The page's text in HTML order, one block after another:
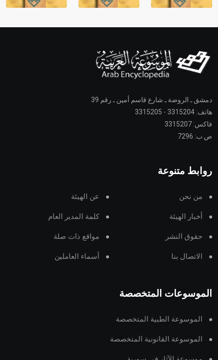
دمشق ـ الروضة ـ شارع قاسم أمين ـ رقم 39
هاتف: 3315204 - 3315205
فاكس: 3315207
ص.ب: 7296
روابط متنوعة
من نحن عن الهيئة
أخبار الهيئة كلمة المدير العام
حقوق النشر مواقع ذات صلة
الاتصال بنا أسماء العاملين
الموسوعات المتخصصة
الموسوعة الطبية المتخصصة
الموسوعة القانونية المتخصصة